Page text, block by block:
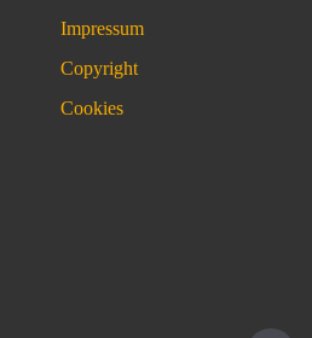
Impressum
Copyright
Cookies